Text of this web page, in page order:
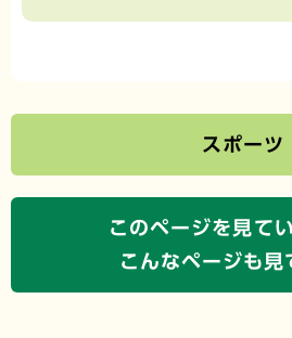
スポーツ
このページを見て
こんなページも見